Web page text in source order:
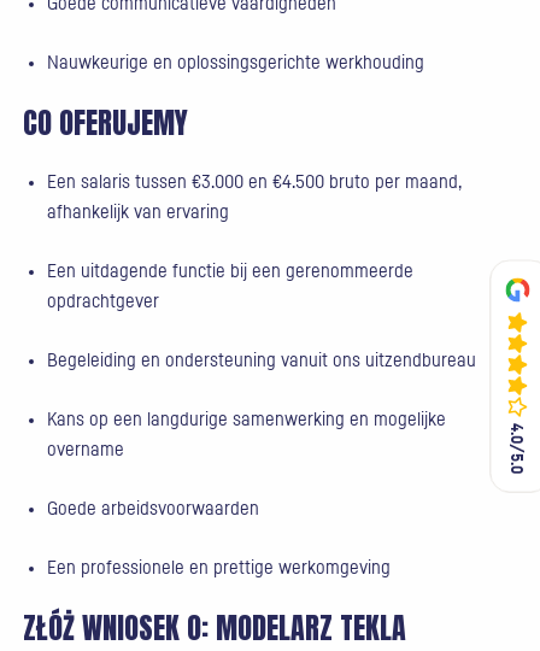
4.0/5.0
4.0/5.0
Nauwkeurige en oplossingsgerichte werkhouding
CO OFERUJEMY
Een salaris tussen €3.000 en €4.500 bruto per maand,
afhankelijk van ervaring
Een uitdagende functie bij een gerenommeerde
opdrachtgever
Begeleiding en ondersteuning vanuit ons uitzendbureau
Kans op een langdurige samenwerking en mogelijke
overname
Goede arbeidsvoorwaarden
Een professionele en prettige werkomgeving
ZŁÓŻ WNIOSEK O:MODELARZ TEKLA